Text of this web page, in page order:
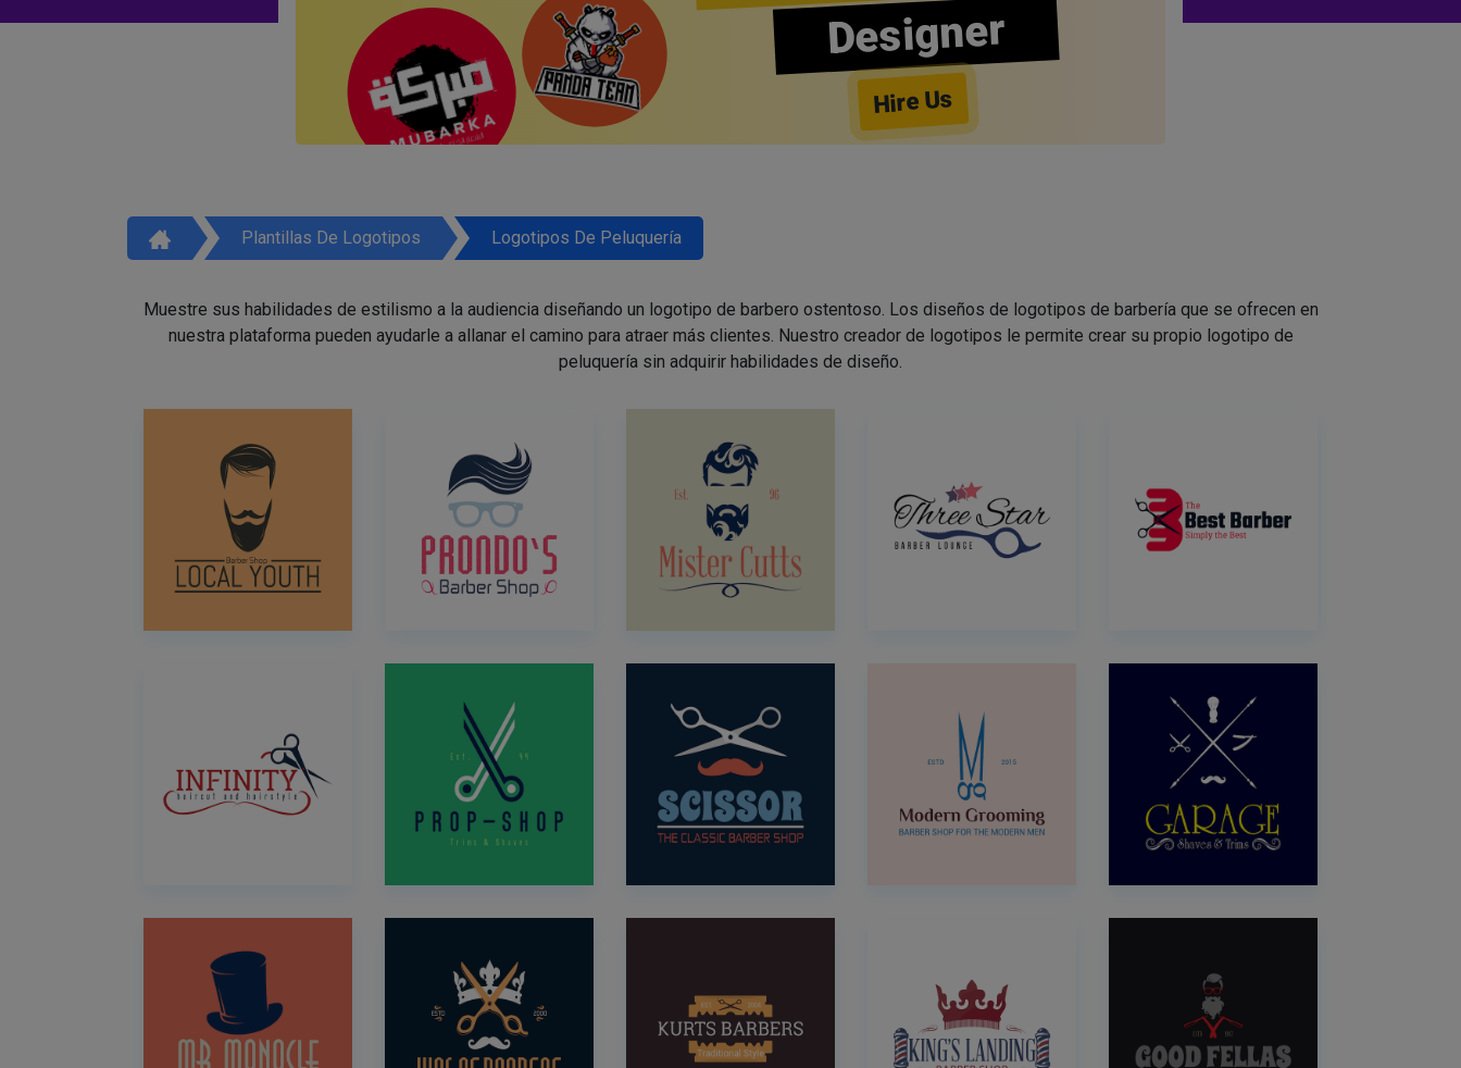
Designer
Hire Us
Plantillas De Logotipos Logotipos De Peluquería
Muestre sus habilidades de estilismo a la audiencia diseñando un logotipo de barbero ostentoso. Los diseños de logotipos de barbería que se ofrecen en
nuestra plataforma pueden ayudarle a allanar el camino para atraer más clientes. Nuestro creador de logotipos le permite crear su propio logotipo de
peluquería sin adquirir habilidades de diseño.